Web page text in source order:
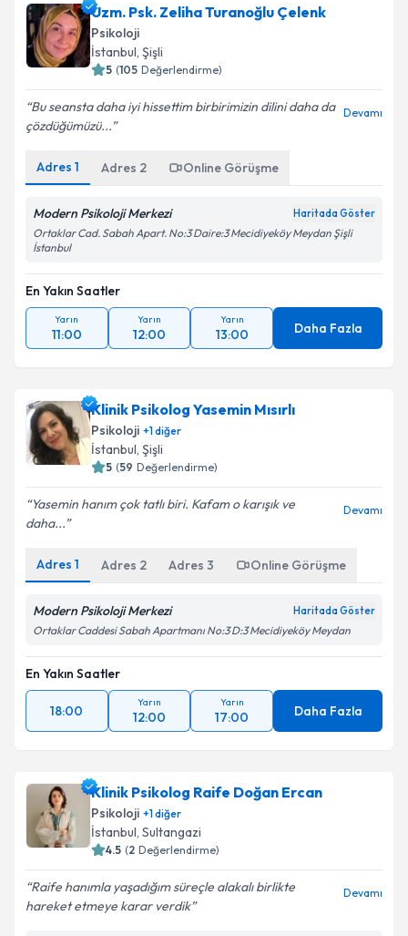
Uzm. Psk. Zeliha Turanoğlu Çelenk
Psikoloji
İstanbul, Şişli
5 (105 Değerlendirme)
Bu seansta daha iyi hissettim birbirimizin dilini daha da
çözdüğümüzü...
Devamı
Adres 1 Adres 2 Online Görüşme
Modern Psikoloji Merkezi Haritada Göster
Ortaklar Cad. Sabah Apart. No:3 Daire:3 Mecidiyeköy Meydan Şişli
İstanbul
En Yakın Saatler
Yarın
11:00
Yarın
12:00
Yarın
13:00 Daha Fazla
Klinik Psikolog Yasemin Mısırlı
Psikoloji +1diğer
İstanbul, Şişli
5 (59 Değerlendirme)
Yasemin hanım çok tatlı biri. Kafam o karışık ve
daha...
Devamı
Adres 1 Adres 2 Adres 3 Online Görüşme
Modern Psikoloji Merkezi Haritada Göster
Ortaklar Caddesi Sabah Apartmanı No:3 D:3 Mecidiyeköy Meydan
En Yakın Saatler
18:00
Yarın
12:00
Yarın
17:00 Daha Fazla
Klinik Psikolog Raife Doğan Ercan
Psikoloji +1diğer
İstanbul, Sultangazi
4.5 (2 Değerlendirme)
Raife hanımla yaşadığım süreçle alakalı birlikte
hareket etmeye karar verdik
Devamı